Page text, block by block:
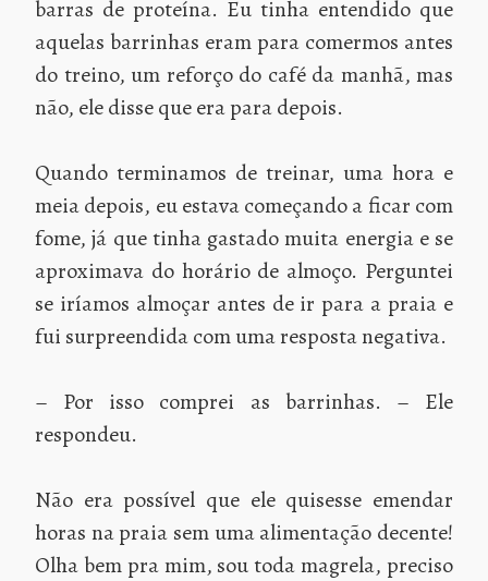
barras de proteína. Eu tinha entendido que
aquelas barrinhas eram para comermos antes
do treino, um reforço do café da manhã, mas
não, ele disse que era para depois.
Quando terminamos de treinar, uma hora e
meia depois, eu estava começando a ficar com
fome, já que tinha gastado muita energia e se
aproximava do horário de almoço. Perguntei
se iríamos almoçar antes de ir para a praia e
fui surpreendida com uma resposta negativa.
– Por isso comprei as barrinhas. – Ele
respondeu.
Não era possível que ele quisesse emendar
horas na praia sem uma alimentação decente!
Olha bem pra mim, sou toda magrela, preciso